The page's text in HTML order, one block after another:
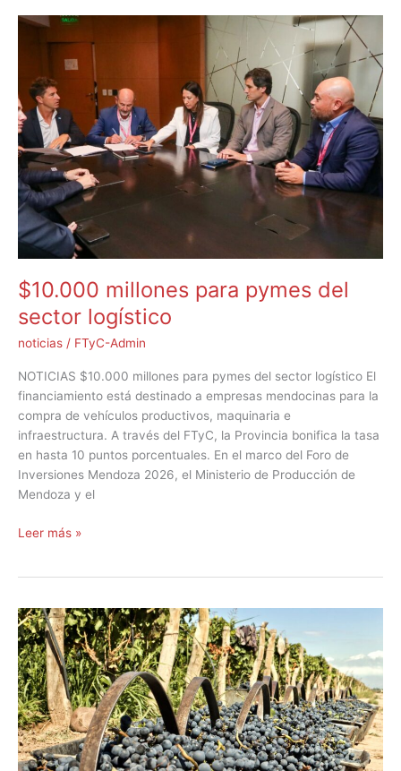
$10.000 millones para pymes del
sector logístico
noticias / FTyC-Admin
NOTICIAS $10.000 millones para pymes del sector logístico El
financiamiento está destinado a empresas mendocinas para la
compra de vehículos productivos, maquinaria e
infraestructura. A través del FTyC, la Provincia bonifica la tasa
en hasta 10 puntos porcentuales. En el marco del Foro de
Inversiones Mendoza 2026, el Ministerio de Producción de
Mendoza y el
$10.000
millones
pymes
del
sector
logístico
Leer más »
El
FTyC
en
la
Vendimia
2026